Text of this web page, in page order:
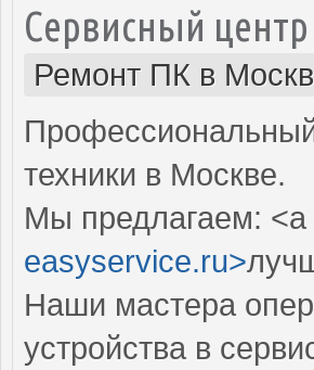
Сервисный центр
Ремонт ПК в
техники в Москве.
Мы предлагаем: <a
easyservice.ru>
Наши мастера
устройства в